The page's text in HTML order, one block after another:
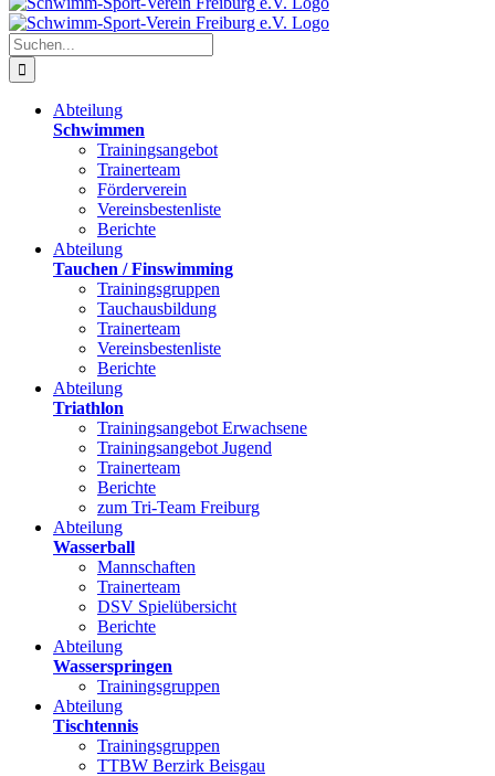
Suche
nach:
Abteilung
Schwimmen
Trainingsangebot
Trainerteam
Förderverein
Vereinsbestenliste
Berichte
Abteilung
Tauchen / Finswimming
Trainingsgruppen
Tauchausbildung
Trainerteam
Vereinsbestenliste
Berichte
Abteilung
Triathlon
Trainingsangebot Erwachsene
Trainingsangebot Jugend
Trainerteam
Berichte
zum Tri-Team Freiburg
Abteilung
Wasserball
Mannschaften
Trainerteam
DSV Spielübersicht
Berichte
Abteilung
Wasserspringen
Trainingsgruppen
Abteilung
Tischtennis
Trainingsgruppen
TTBW Berzirk Beisgau